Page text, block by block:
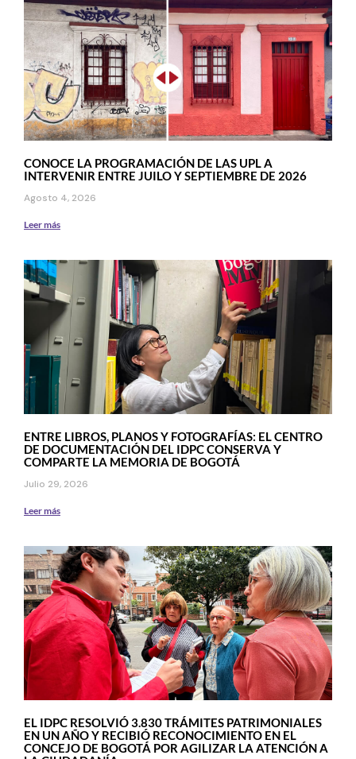
CONOCE LA PROGRAMACIÓN DE LAS UPL A
INTERVENIR ENTRE JUILO Y SEPTIEMBRE DE 2026
Agosto 4, 2026
Leer más
ENTRE LIBROS, PLANOS Y FOTOGRAFÍAS: EL CENTRO
DE DOCUMENTACIÓN DEL IDPC CONSERVA Y
COMPARTE LA MEMORIA DE BOGOTÁ
Julio 29, 2026
Leer más
EL IDPC RESOLVIÓ 3.830 TRÁMITES PATRIMONIALES
EN UN AÑO Y RECIBIÓ RECONOCIMIENTO EN EL
CONCEJO DE BOGOTÁ POR AGILIZAR LA ATENCIÓN A